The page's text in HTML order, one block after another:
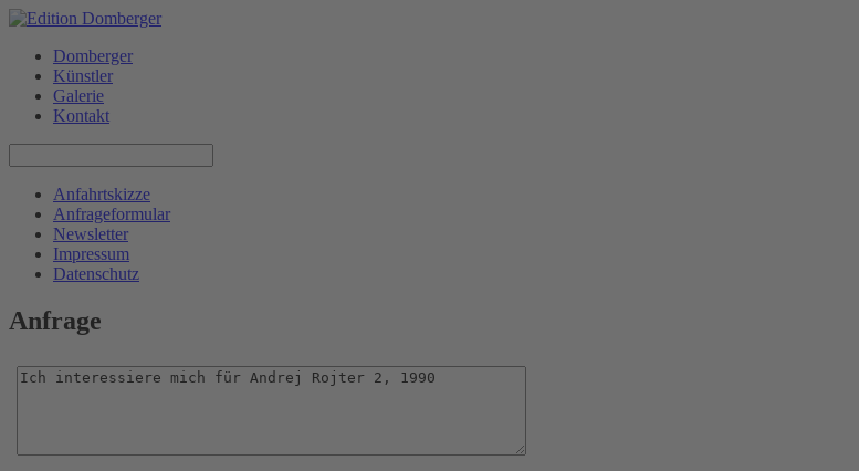
Domberger
Künstler
Galerie
Kontakt
Anfahrtskizze
Anfrageformular
Newsletter
Impressum
Datenschutz
Anfrage